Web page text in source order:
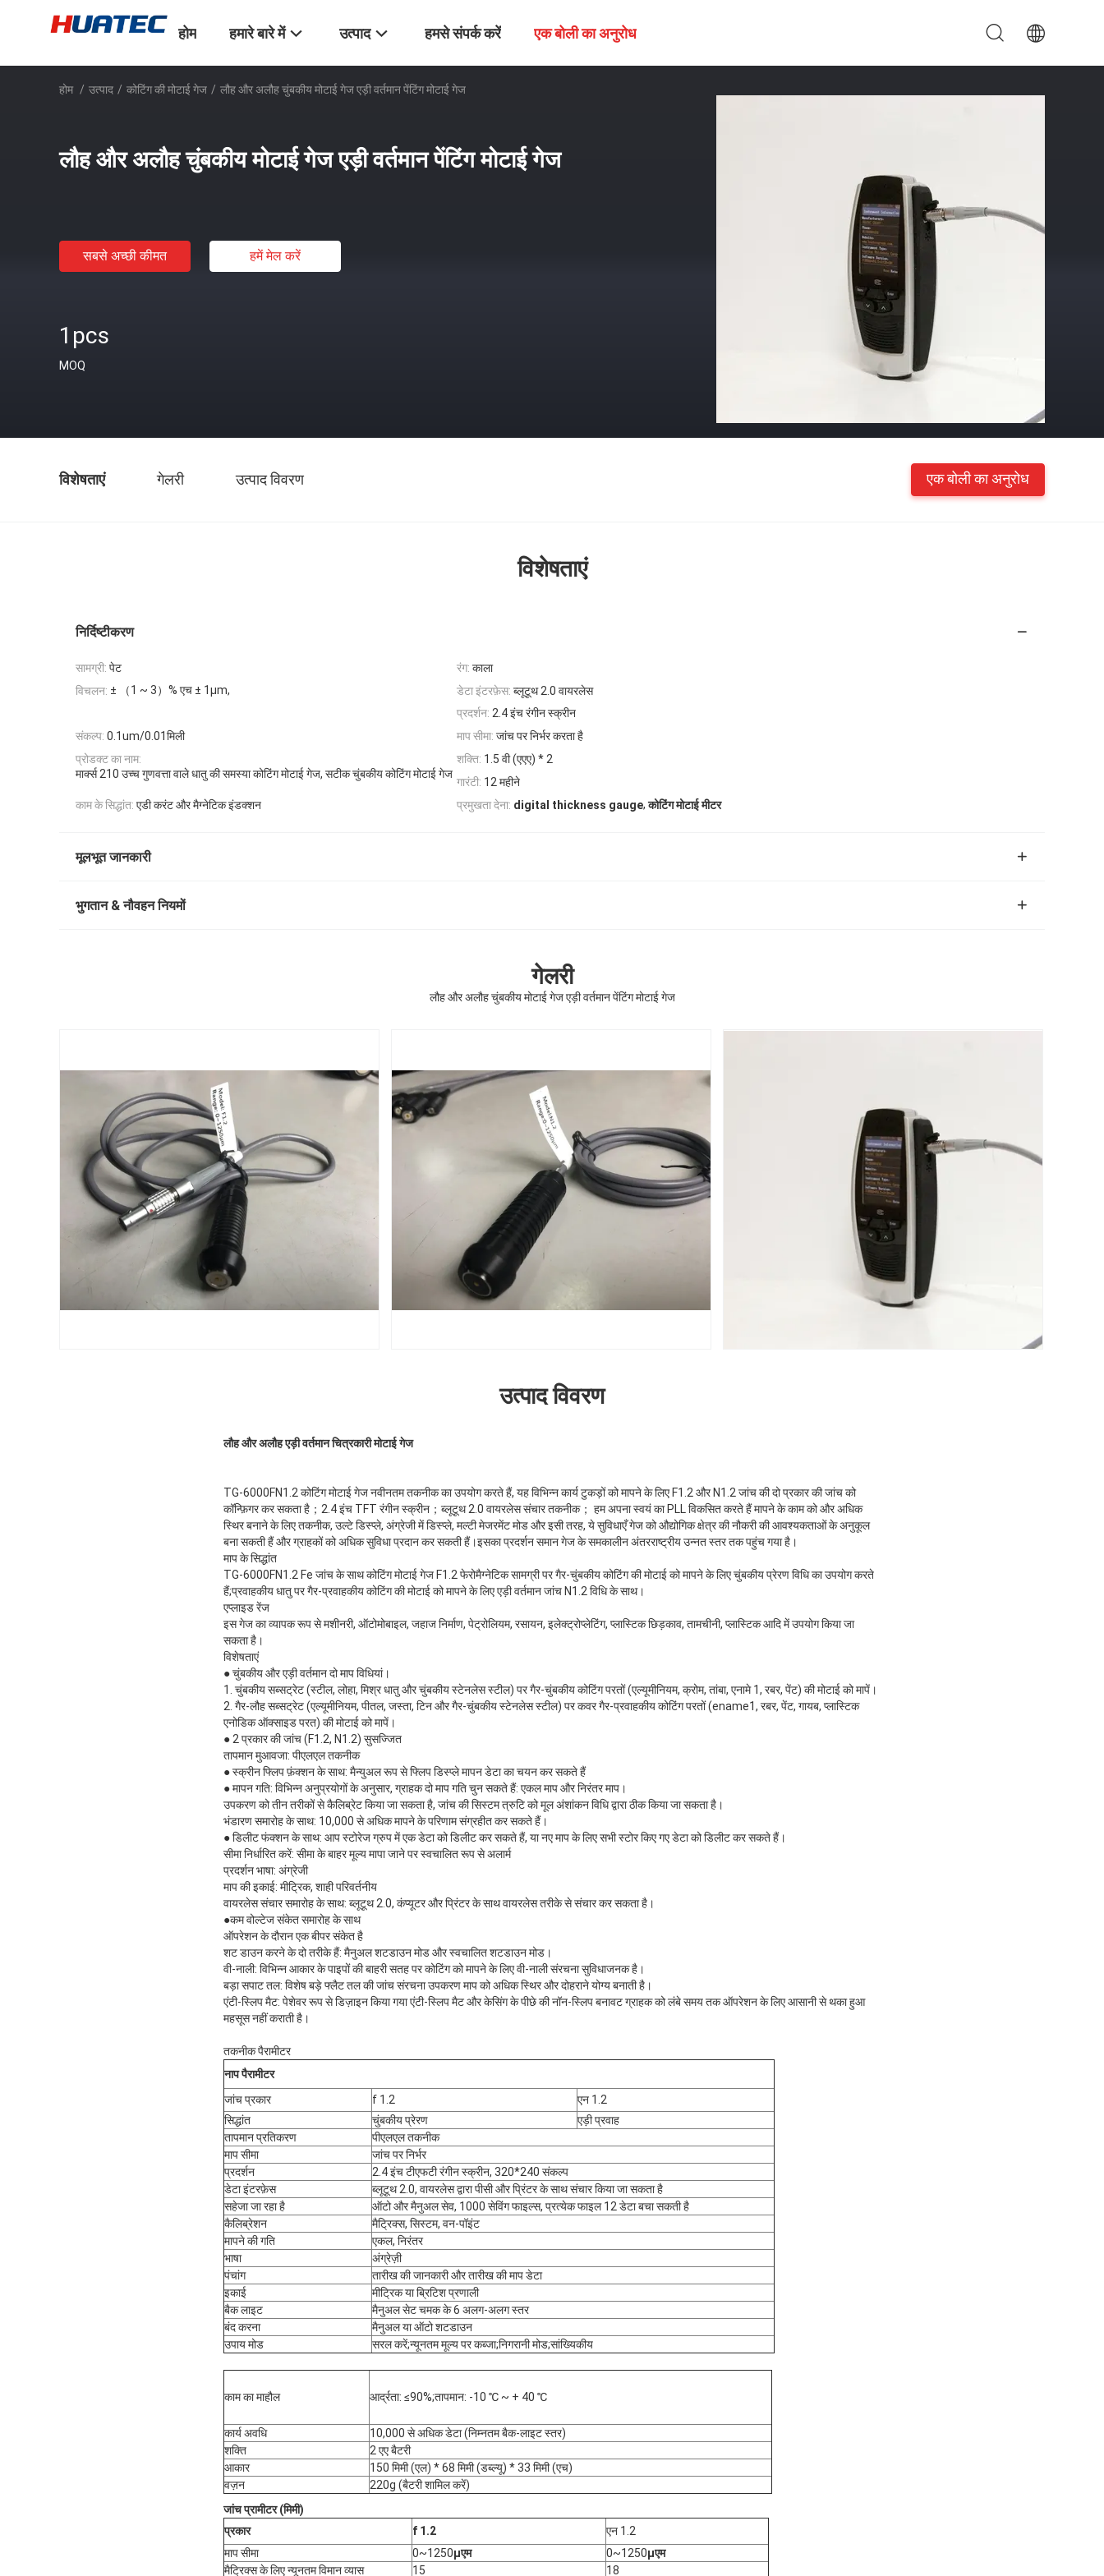
होम हमारे बारे में उत्पाद हमसे संपर्क करें एक बोली का अनुरोध
होम / उत्पाद / कोटिंग की मोटाई गेज / लौह और अलौह चुंबकीय मोटाई गेज एड़ी वर्तमान पेंटिंग मोटाई गेज
लौह और अलौह चुंबकीय मोटाई गेज एड़ी वर्तमान पेंटिंग मोटाई गेज
सबसे अच्छी कीमत हमें मेल करें
1pcs
MOQ
विशेषताएं गेलरी उत्पाद विवरण एक बोली का अनुरोध
विशेषताएं
निर्दिष्टीकरण
सामग्री: पेट रंग: काला
विचलन: ± （1 ~ 3）% एच ± 1μm, डेटा इंटरफ़ेस: ब्लूटूथ 2.0 वायरलेस
प्रदर्शन: 2.4 इंच रंगीन स्क्रीन
संकल्प: 0.1um/0.01मिली माप सीमा: जांच पर निर्भर करता है
प्रोडक्ट का नाम:
मार्क्स 210 उच्च गुणवत्ता वाले धातु की समस्या कोटिंग मोटाई गेज, सटीक चुंबकीय कोटिंग मोटाई गेज
शक्ति: 1.5 वी (एएए) * 2
गारंटी: 12 महीने
काम के सिद्धांत: एडी करंट और मैग्नेटिक इंडक्शन प्रमुखता देना: digital thickness gauge,कोटिंग मोटाई मीटर
मूलभूत जानकारी
भुगतान & नौवहन नियमों
गेलरी
लौह और अलौह चुंबकीय मोटाई गेज एड़ी वर्तमान पेंटिंग मोटाई गेज
उत्पाद विवरण
लौह और अलौह एड़ी वर्तमान चित्रकारी मोटाई गेज
TG-6000FN1.2 कोटिंग मोटाई गेज नवीनतम तकनीक का उपयोग करते हैं, यह विभिन्न कार्य टुकड़ों को मापने के लिए F1.2 और N1.2 जांच की दो प्रकार की जांच को
कॉन्फ़िगर कर सकता है；2.4 इंच TFT रंगीन स्क्रीन；ब्लूटूथ 2.0 वायरलेस संचार तकनीक； हम अपना स्वयं का PLL विकसित करते हैं मापने के काम को और अधिक
स्थिर बनाने के लिए तकनीक, उल्टे डिस्प्ले, अंग्रेजी में डिस्प्ले, मल्टी मेजरमेंट मोड और इसी तरह, ये सुविधाएँ गेज को औद्योगिक क्षेत्र की नौकरी की आवश्यकताओं के अनुकूल
बना सकती हैं और ग्राहकों को अधिक सुविधा प्रदान कर सकती हैं।इसका प्रदर्शन समान गेज के समकालीन अंतरराष्ट्रीय उन्नत स्तर तक पहुंच गया है।
माप के सिद्धांत
TG-6000FN1.2 Fe जांच के साथ कोटिंग मोटाई गेज F1.2 फेरोमैग्नेटिक सामग्री पर गैर-चुंबकीय कोटिंग की मोटाई को मापने के लिए चुंबकीय प्रेरण विधि का उपयोग करते
हैं;प्रवाहकीय धातु पर गैर-प्रवाहकीय कोटिंग की मोटाई को मापने के लिए एड़ी वर्तमान जांच N1.2 विधि के साथ।
एप्लाइड रेंज
इस गेज का व्यापक रूप से मशीनरी, ऑटोमोबाइल, जहाज निर्माण, पेट्रोलियम, रसायन, इलेक्ट्रोप्लेटिंग, प्लास्टिक छिड़काव, तामचीनी, प्लास्टिक आदि में उपयोग किया जा
सकता है।
विशेषताएं
● चुंबकीय और एड़ी वर्तमान दो माप विधियां।
1. चुंबकीय सब्सट्रेट (स्टील, लोहा, मिश्र धातु और चुंबकीय स्टेनलेस स्टील) पर गैर-चुंबकीय कोटिंग परतों (एल्यूमीनियम, क्रोम, तांबा, एनामे 1, रबर, पेंट) की मोटाई को मापें।
2. गैर-लौह सब्सट्रेट (एल्यूमीनियम, पीतल, जस्ता, टिन और गैर-चुंबकीय स्टेनलेस स्टील) पर कवर गैर-प्रवाहकीय कोटिंग परतों (ename1, रबर, पेंट, गायब, प्लास्टिक
एनोडिक ऑक्साइड परत) की मोटाई को मापें।
● 2 प्रकार की जांच (F1.2, N1.2) सुसज्जित
तापमान मुआवजा: पीएलएल तकनीक
● स्क्रीन फ्लिप फ़ंक्शन के साथ: मैन्युअल रूप से फ्लिप डिस्प्ले मापन डेटा का चयन कर सकते हैं
● मापन गति: विभिन्न अनुप्रयोगों के अनुसार, ग्राहक दो माप गति चुन सकते हैं: एकल माप और निरंतर माप।
उपकरण को तीन तरीकों से कैलिब्रेट किया जा सकता है, जांच की सिस्टम त्रुटि को मूल अंशांकन विधि द्वारा ठीक किया जा सकता है।
भंडारण समारोह के साथ: 10,000 से अधिक मापने के परिणाम संग्रहीत कर सकते हैं।
● डिलीट फंक्शन के साथ: आप स्टोरेज ग्रुप में एक डेटा को डिलीट कर सकते हैं, या नए माप के लिए सभी स्टोर किए गए डेटा को डिलीट कर सकते हैं।
सीमा निर्धारित करें: सीमा के बाहर मूल्य मापा जाने पर स्वचालित रूप से अलार्म
प्रदर्शन भाषा: अंग्रेजी
माप की इकाई: मीट्रिक, शाही परिवर्तनीय
वायरलेस संचार समारोह के साथ: ब्लूटूथ 2.0, कंप्यूटर और प्रिंटर के साथ वायरलेस तरीके से संचार कर सकता है।
●कम वोल्टेज संकेत समारोह के साथ
ऑपरेशन के दौरान एक बीपर संकेत है
शट डाउन करने के दो तरीके हैं: मैनुअल शटडाउन मोड और स्वचालित शटडाउन मोड।
वी-नाली: विभिन्न आकार के पाइपों की बाहरी सतह पर कोटिंग को मापने के लिए वी-नाली संरचना सुविधाजनक है।
बड़ा सपाट तल: विशेष बड़े फ्लैट तल की जांच संरचना उपकरण माप को अधिक स्थिर और दोहराने योग्य बनाती है।
एंटी-स्लिप मैट: पेशेवर रूप से डिज़ाइन किया गया एंटी-स्लिप मैट और केसिंग के पीछे की नॉन-स्लिप बनावट ग्राहक को लंबे समय तक ऑपरेशन के लिए आसानी से थका हुआ
महसूस नहीं कराती है।
तकनीक पैरामीटर
नापपैरामीटर
जांच प्रकार
f 1.2
एन 1.2
सिद्धांत
चुंबकीय प्रेरण
एड़ी प्रवाह
तापमान प्रतिकरण
पीएलएल तकनीक
माप सीमा
जांच पर निर्भर
प्रदर्शन
2.4 इंच टीएफटी रंगीन स्क्रीन, 320*240 संकल्प
डेटा इंटरफ़ेस
ब्लूटूथ 2.0, वायरलेस द्वारा पीसी और प्रिंटर के साथ संचार किया जा सकता है
सहेजा जा रहा है
ऑटो और मैनुअल सेव, 1000 सेविंग फाइल्स, प्रत्येक फाइल 12 डेटा बचा सकती है
कैलिब्रेशन
मैट्रिक्स, सिस्टम, वन-पॉइंट
मापने की गति
एकल, निरंतर
भाषा
अंग्रेज़ी
पंचांग
तारीख की जानकारी और तारीख की माप डेटा
इकाई
मीट्रिक या ब्रिटिश प्रणाली
बैक लाइट
मैनुअल सेट चमक के 6 अलग-अलग स्तर
बंद करना
मैनुअल या ऑटो शटडाउन
उपाय मोड
सरल करें;न्यूनतम मूल्य पर कब्जा;निगरानी मोड;सांख्यिकीय
काम का माहौल आर्द्रता: ≤90%;तापमान: -10 ℃ ~ + 40 ℃
कार्य अवधि
10,000 से अधिक डेटा (निम्नतम बैक-लाइट स्तर)
शक्ति
2 एए बैटरी
आकार
150 मिमी (एल) * 68 मिमी (डब्ल्यू) * 33 मिमी (एच)
वज़न
220g (बैटरी शामिल करें)
जांच प्रामीटर (मिमी)
प्रकार
f 1.2
एन 1.2
माप सीमा
0~1250μएम 0~1250μएम
मैट्रिक्स के लिए न्यूनतम विमान व्यास
15
18